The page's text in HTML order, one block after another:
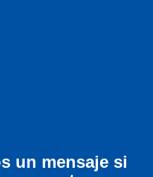
un mensaje si